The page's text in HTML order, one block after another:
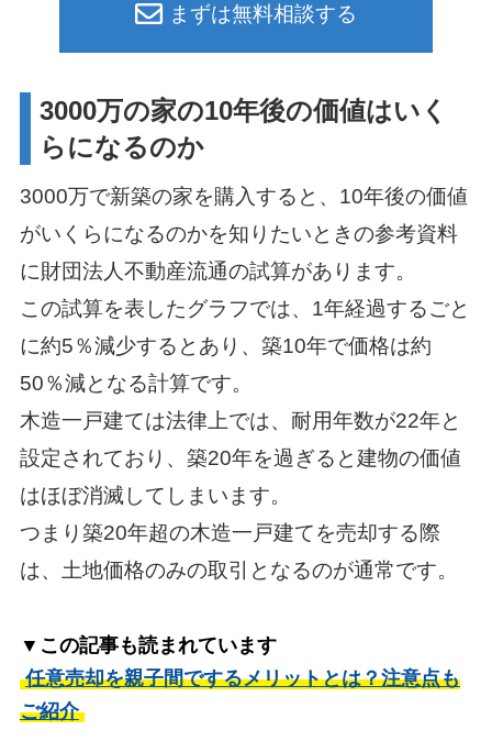
まずは無料相談する
3000万の家の10年後の価値はいく
らになるのか
3000万で新築の家を購入すると、10年後の価値
がいくらになるのかを知りたいときの参考資料
に財団法人不動産流通の試算があります。
この試算を表したグラフでは、1年経過するごと
に約5％減少するとあり、築10年で価格は約
50％減となる計算です。
木造一戸建ては法律上では、耐用年数が22年と
設定されており、築20年を過ぎると建物の価値
はほぼ消滅してしまいます。
つまり築20年超の木造一戸建てを売却する際
は、土地価格のみの取引となるのが通常です。
▼この記事も読まれています
任意売却を親子間でするメリットとは？注意点も
ご紹介